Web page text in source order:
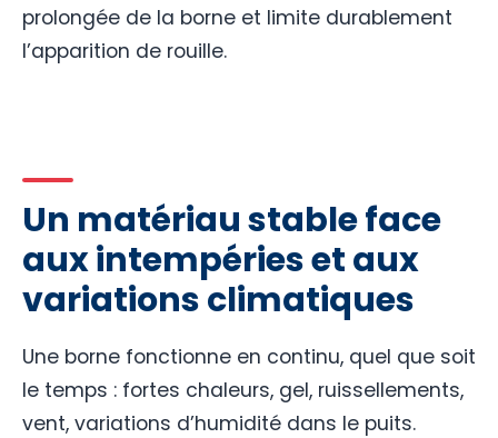
prolongée de la borne et limite durablement
l’apparition de rouille.
Un matériau stable face
aux intempéries et aux
variations climatiques
Une borne fonctionne en continu, quel que soit
le temps : fortes chaleurs, gel, ruissellements,
vent, variations d’humidité dans le puits.